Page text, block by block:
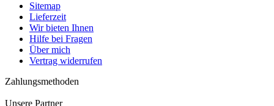
Sitemap
Lieferzeit
Wir bieten Ihnen
Hilfe bei Fragen
Über mich
Vertrag widerrufen
Zahlungsmethoden
Unsere Partner